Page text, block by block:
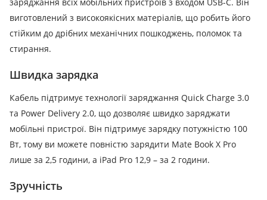
виготовлений з високоякісних матеріалів, що робить його
стійким до дрібних механічних пошкоджень, поломок та
стирання.
Швидка зарядка
Кабель підтримує технології заряджання Quick Charge 3.0
та Power Delivery 2.0, що дозволяє швидко заряджати
мобільні пристрої. Він підтримує зарядку потужністю 100
Вт, тому ви можете повністю зарядити Mate Book X Pro
лише за 2,5 години, а iPad Pro 12,9 – за 2 години.
Зручність